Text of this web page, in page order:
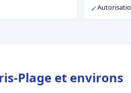
✓
Plage et environs